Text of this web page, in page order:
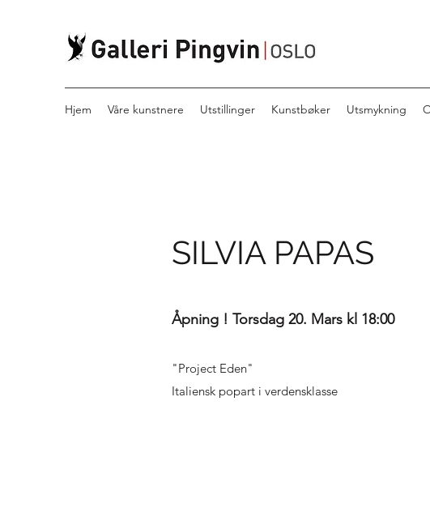
Hjem Våre kunstnere Utstillinger Kunstbøker Utsmykning
SILVIA PAPAS
Åpning ! Torsdag 20. Mars kl 18:00
"Project Eden"
Italiensk popart i verdensklasse